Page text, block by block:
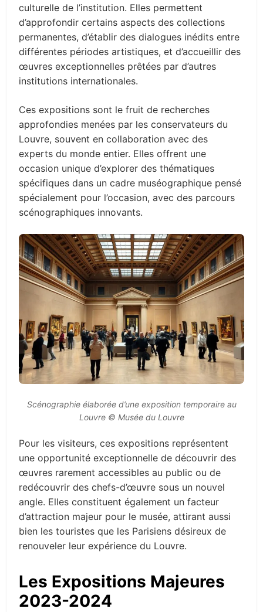
culturelle de l’institution. Elles permettent
d’approfondir certains aspects des collections
permanentes, d’établir des dialogues inédits entre
différentes périodes artistiques, et d’accueillir des
œuvres exceptionnelles prêtées par d’autres
institutions internationales.
Ces expositions sont le fruit de recherches
approfondies menées par les conservateurs du
Louvre, souvent en collaboration avec des
experts du monde entier. Elles offrent une
occasion unique d’explorer des thématiques
spécifiques dans un cadre muséographique pensé
spécialement pour l’occasion, avec des parcours
scénographiques innovants.
Scénographie élaborée d’une exposition temporaire au
Louvre © Musée du Louvre
Pour les visiteurs, ces expositions représentent
une opportunité exceptionnelle de découvrir des
œuvres rarement accessibles au public ou de
redécouvrir des chefs-d’œuvre sous un nouvel
angle. Elles constituent également un facteur
d’attraction majeur pour le musée, attirant aussi
bien les touristes que les Parisiens désireux de
renouveler leur expérience du Louvre.
Les Expositions Majeures
2023-2024